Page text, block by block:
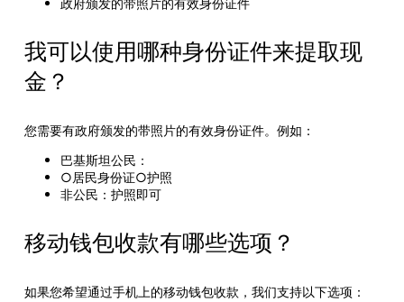
政府颁发的带照片的有效身份证件
我可以使用哪种身份证件来提取现
金？
您需要有政府颁发的带照片的有效身份证件。例如：
巴基斯坦公民：
○居民身份证○护照
非公民：护照即可
移动钱包收款有哪些选项？
如果您希望通过手机上的移动钱包收款，我们支持以下选项：